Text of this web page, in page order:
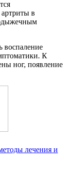
в
воспаление
К
ног, появление
лечения и